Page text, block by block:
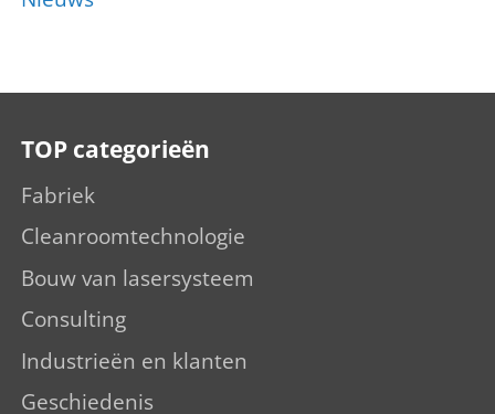
TOP categorieën
Fabriek
Cleanroomtechnologie
Bouw van lasersysteem
Consulting
Industrieën en klanten
Geschiedenis